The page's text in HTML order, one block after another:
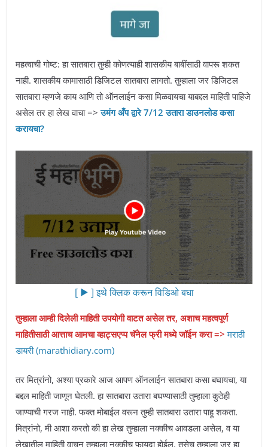
महत्वाची गोष्ट: हा सातबारा तुम्ही कोणत्याही शासकीय बाबींसाठी वापरू शकत
नाही. शासकीय कामासाठी डिजिटल सातबारा लागतो. तुम्हाला जर डिजिटल
सातबारा म्हणजे काय आणि तो ऑनलाईन कसा मिळवायचा याबद्दल माहिती पाहिजे
असेल तर हा लेख वाचा =>उमंग अँप द्वारे 7/12 उतारा डाउनलोड कसा
करायचा?
[ ▶︎ ] इथे क्लिक करून विडिओ बघा
तुम्हाला आम्ही दिलेली माहिती उपयोगी वाटत असेल तर, अशाच महत्वपूर्ण
माहितीसाठी आत्ताच आमचा व्हाट्सएप्प चॅनेल फ्री मध्ये जॉईन करा => मराठी
डायरी (marathidiary.com)
तर मित्रांनो, अश्या प्रकारे आज आपण ऑनलाईन सातबारा कसा बघायचा, या
बद्दल माहिती जाणून घेतली. हा सातबारा उतारा बघण्यासाठी तुम्हाला कुठेही
जाण्याची गरज नाही. फक्त मोबाईल वरून तुम्ही सातबारा उतारा पाहू शकता.
मित्रांनो, मी आशा करतो की हा लेख तुम्हाला नक्कीच आवडला असेल, व या
लेखातील माहिती वाचून तुम्हाला नक्कीच फायदा होईल. तसेच तुम्हाला जर हा